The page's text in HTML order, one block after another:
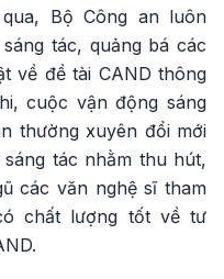
Bộ Công an luôn
tác, quảng bá các
về đề tài CAND thông
cuộc vận động sáng
thường xuyên đổi mới
tác nhằm thu hút,
các văn nghệ sĩ tham
chất lượng tốt về tư